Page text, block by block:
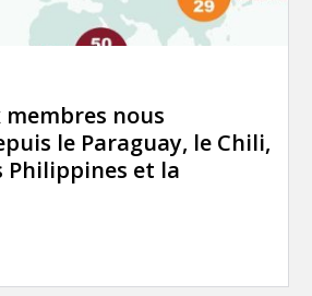
membres nous
le Paraguay, le Chili,
Philippines et la